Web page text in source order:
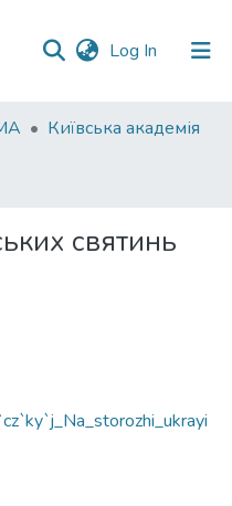
Log In (current)
Київська академія
святинь